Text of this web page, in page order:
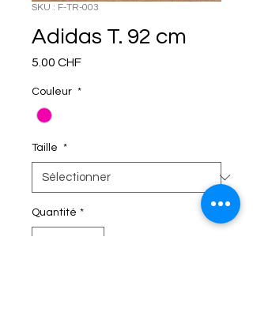
SKU : F-TR-003
Adidas T. 92 cm
5.00 CHFPrix
Couleur *
Taille *
Quantité *